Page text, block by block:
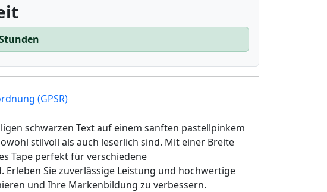
(GPSR)
schwarzen Text auf einem sanften pastellpinkem
stilvoll als auch leserlich sind. Mit einer Breite
Tape perfekt für verschiedene
Sie zuverlässige Leistung und hochwertige
und Ihre Markenbildung zu verbessern.